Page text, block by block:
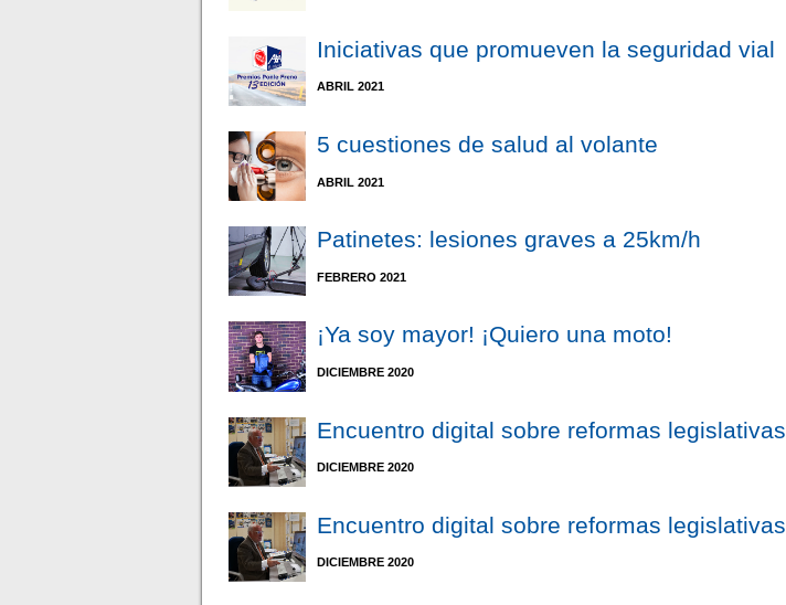
Iniciativas que promueven la seguridad vial
ABRIL 2021
5 cuestiones de salud al volante
ABRIL 2021
Patinetes: lesiones graves a 25km/h
FEBRERO 2021
¡Ya soy mayor! ¡Quiero una moto!
DICIEMBRE 2020
Encuentro digital sobre reformas legislativas
DICIEMBRE 2020
Encuentro digital sobre reformas legislativas
DICIEMBRE 2020